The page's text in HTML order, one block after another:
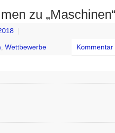
zu „Maschinen“
, Wettbewerbe